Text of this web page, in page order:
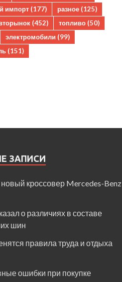
импорт (177) разное (125)
(452) топливо (50)
электромобили (99)
(151)
ЗАПИСИ
кроссовер Mercedes-Benz
о различиях в составе
шин
правила труда и отдыха
ошибки при покупке